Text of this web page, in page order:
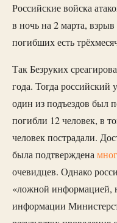
Российские войска
в ночь на 2 марта,
погибших есть
Так Безруких
года. Тогда
один из подъездов был
погибли 12 человек, в
человек пострадали.
была подтверждена
очевидцев. Однако
«ложной информацией,
информации